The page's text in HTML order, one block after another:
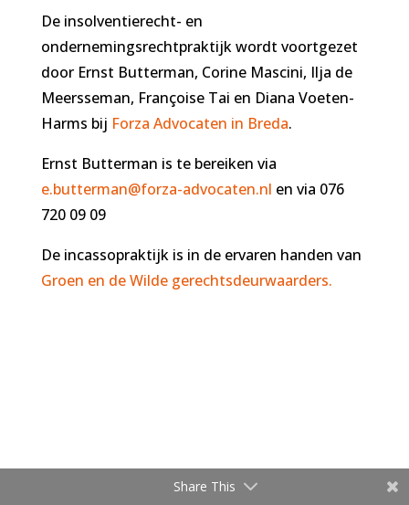
De insolventierecht- en
ondernemingsrechtpraktijk wordt voortgezet
door Ernst Butterman, Corine Mascini, Ilja de
Meersseman, Françoise Tai en Diana Voeten-
Harms bij Forza Advocaten in Breda.
Ernst Butterman is te bereiken via
e.butterman@forza-advocaten.nl en via 076
720 09 09
De incassopraktijk is in de ervaren handen van
Groen en de Wilde gerechtsdeurwaarders.
Share This